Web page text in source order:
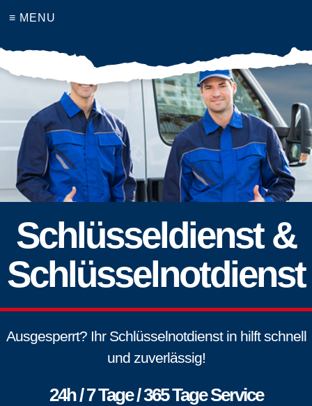
≡ MENU
Schlüsseldienst &
Schlüsselnotdienst
Ausgesperrt? Ihr Schlüsselnotdienst in hilft schnell
und zuverlässig!
24h / 7 Tage / 365 Tage Service